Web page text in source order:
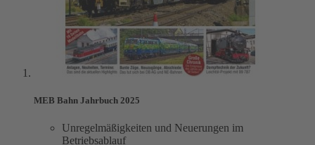
MEB Bahn Jahrbuch 2025
Unregelmäßigkeiten und Neuerungen im
Betriebsablauf